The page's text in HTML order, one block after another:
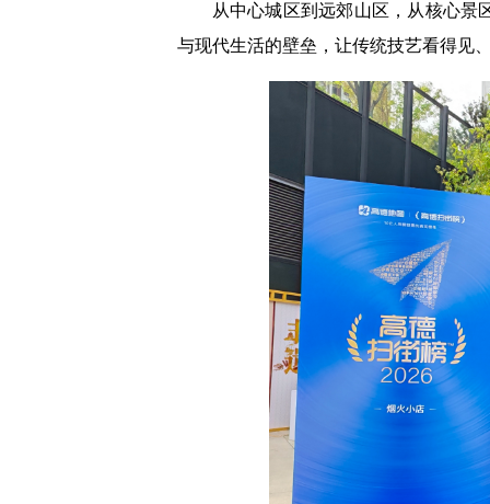
从中心城区到远郊山区，从核心景
与现代生活的壁垒，让传统技艺看得见